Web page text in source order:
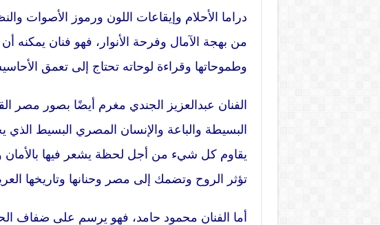
دراما الأحلام وإيقاعات اللون ورموز الأصوات
من بهجة الآمال وفرحة الأنوار، فهو فنان يمكنه
وطموحاتها وقراءة لوحاته تحتاج إلى تعمق
الفنان عبدالعزيز الجندي مغرم أيضًا بصور مصر
البسيطة والباعة والإنسان المصري البسيط
يقاوم كل شيء من أجل لحظة يشعر فيها بالأمان
تؤثر الروح وتضمك إلى مصر وحنانها وتاريخها
أما الفنان محمود حامد، فهو يرسم على ضفاف